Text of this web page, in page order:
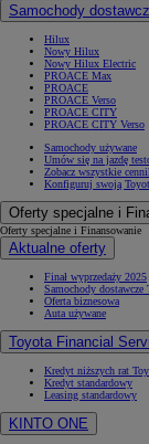
Samochody
Hilux
Nowy Hilux
Nowy Hilux Electric
PROACE Max
PROACE
PROACE Verso
PROACE CITY
PROACE CITY Verso
Samochody używane
Umów się na jazdę
Zobacz wszystkie
Konfiguruj swoją
Oferty specjalne i
Oferty specjalne i Finansowanie
Aktualne oferty
Finał wyprzedaży 2025
Samochody dostawcze
Oferta biznesowa
Auta używane
Toyota Financial
Kredyt niższych rat
Kredyt standardowy
Leasing standardowy
KINTO ONE